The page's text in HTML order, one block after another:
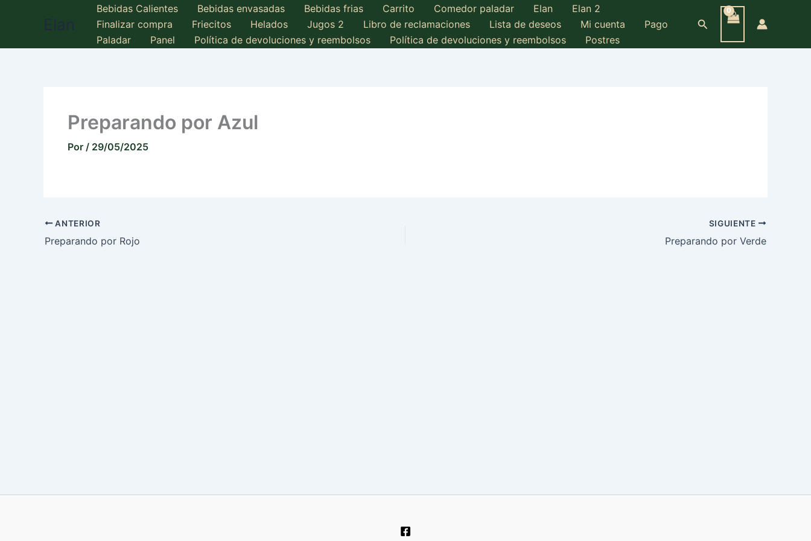
Bebidas Calientes Bebidas envasadas Bebidas frias Carrito Comedor paladar Elan
Elan 2
Finalizar compra
Friecitos Helados Jugos 2 Libro de reclamaciones Lista de deseos Mi cuenta
Pago
Paladar
Panel Política de devoluciones y reembolsos Política de devoluciones y reembolsos Postres
Buscar
Preparando por Azul
Por / 29/05/2025
ANTERIOR
Preparando por Rojo
SIGUIENTE
Preparando por Verde